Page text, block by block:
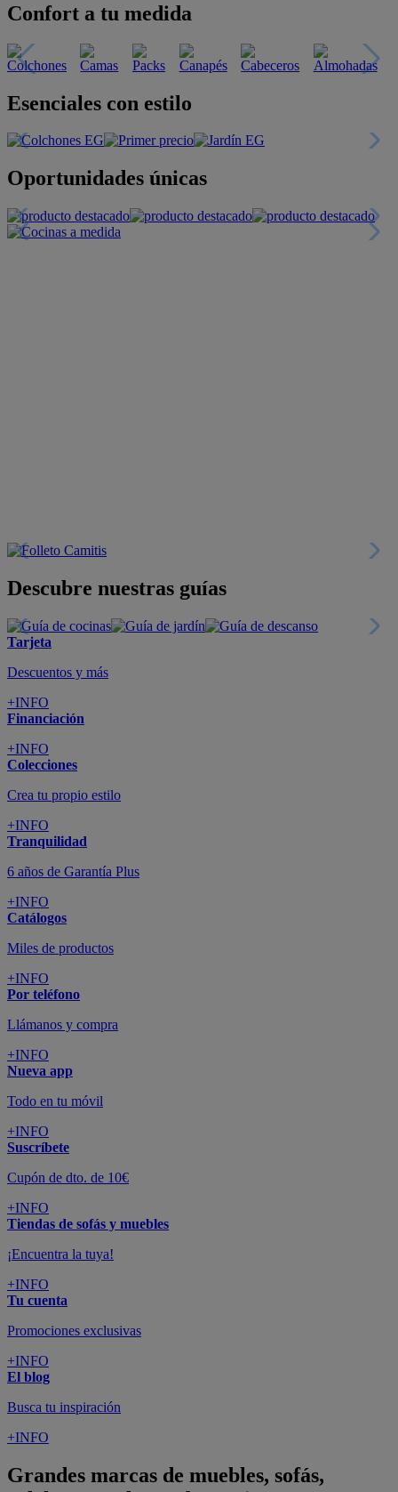
Confort a tu medida
Esenciales con estilo
Oportunidades únicas
Descubre nuestras guías
Tarjeta
Descuentos y más
+INFO
Financiación
+INFO
Colecciones
Crea tu propio estilo
+INFO
Tranquilidad
6 años de Garantía Plus
+INFO
Catálogos
Miles de productos
+INFO
Por teléfono
Llámanos y compra
+INFO
Nueva app
Todo en tu móvil
+INFO
Suscríbete
Cupón de dto. de 10€
+INFO
Tiendas de sofás y muebles
¡Encuentra la tuya!
+INFO
Tu cuenta
Promociones exclusivas
+INFO
El blog
Busca tu inspiración
+INFO
Grandes marcas de muebles, sofás,